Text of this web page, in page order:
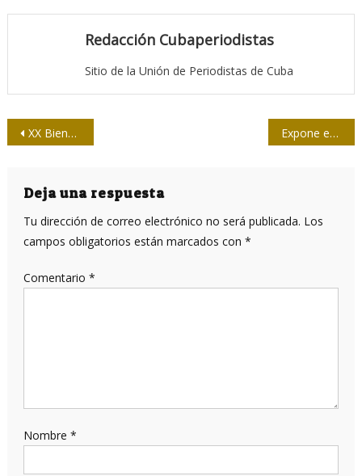
Redacción Cubaperiodistas
Sitio de la Unión de Periodistas de Cuba
Navegación
entradas
XX Bienal de Humorismo extiende plazo de admisión Expone en Santiago de Cuba fotógrafo norteamericano
Deja una respuesta
Tu dirección de correo electrónico no será publicada. Los
campos obligatorios están marcados con *
Comentario *
Nombre *